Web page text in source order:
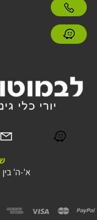
א'-ה' בין